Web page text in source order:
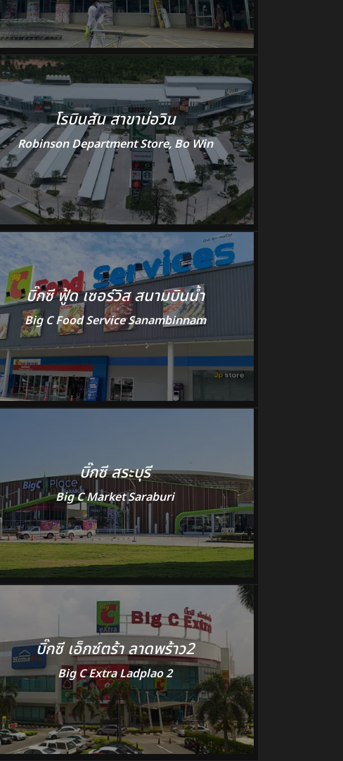
โรบินสัน สาขาบ่อวิน
Robinson Department Store, Bo Win
บิ๊กซี ฟู้ด เซอร์วิส สนามบินน้ำ
Big C Food Service Sanambinnam
บิ๊กซี สระบุรี
Big C Market Saraburi
บิ๊กซี เอ็กซ์ตร้า ลาดพร้าว2
Big C Extra Ladplao 2